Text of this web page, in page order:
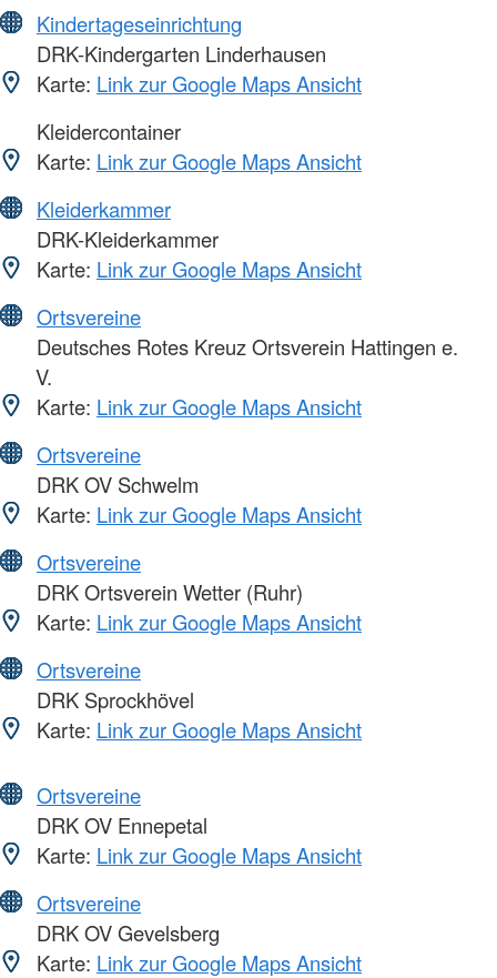
Kindertageseinrichtung
DRK-Kindergarten Linderhausen
Karte: Link zur Google Maps Ansicht
Kleidercontainer
Karte: Link zur Google Maps Ansicht
Kleiderkammer
DRK-Kleiderkammer
Karte: Link zur Google Maps Ansicht
Ortsvereine
Deutsches Rotes Kreuz Ortsverein Hattingen e.
V.
Karte: Link zur Google Maps Ansicht
Ortsvereine
DRK OV Schwelm
Karte: Link zur Google Maps Ansicht
Ortsvereine
DRK Ortsverein Wetter (Ruhr)
Karte: Link zur Google Maps Ansicht
Ortsvereine
DRK Sprockhövel
Karte: Link zur Google Maps Ansicht
Ortsvereine
DRK OV Ennepetal
Karte: Link zur Google Maps Ansicht
Ortsvereine
DRK OV Gevelsberg
Karte: Link zur Google Maps Ansicht